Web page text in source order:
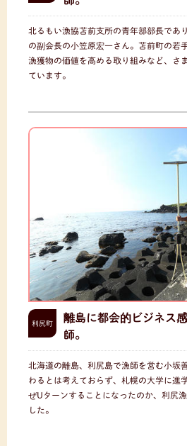
北るもい漁協苫前支所の青年部部長であ
の副会長の小笠原宏一さん。苫前町の若
漁獲物の価値を高める取り組みなど、さ
ています。
利尻町
離島に都会的ビジネス
師。
北海道の離島、利尻島で漁師を営む小坂
わるとは考えておらず、札幌の大学に進
ぜUターンすることになったのか、利尻
した。